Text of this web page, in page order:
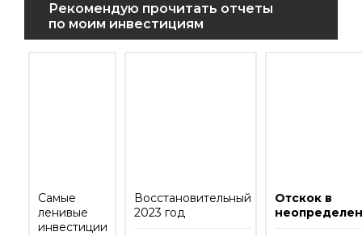
Рекомендую прочитать отчеты
по моим инвестициям
Самые
ленивые
инвестиции
Восстановительный
2023 год
Отскок в